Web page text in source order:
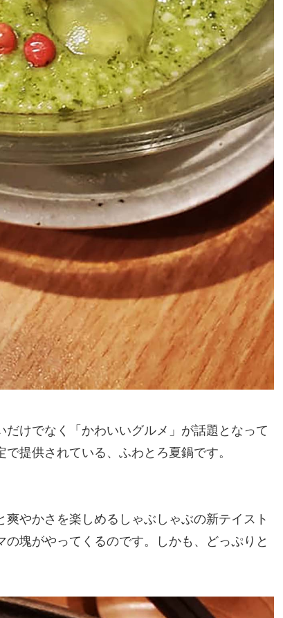
けでなく「かわいいグルメ」が話題となって
提供されている、ふわとろ夏鍋です。
やかさを楽しめるしゃぶしゃぶの新テイスト
塊がやってくるのです。しかも、どっぷりと